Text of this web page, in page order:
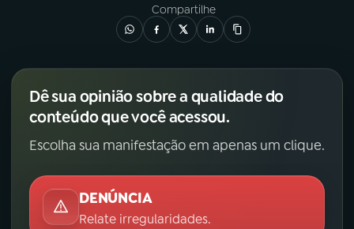
Compartilhe
Dê sua opinião sobre a qualidade do
conteúdo que você acessou.
Escolha sua manifestação em apenas um clique.
DENÚNCIA
Relate irregularidades.